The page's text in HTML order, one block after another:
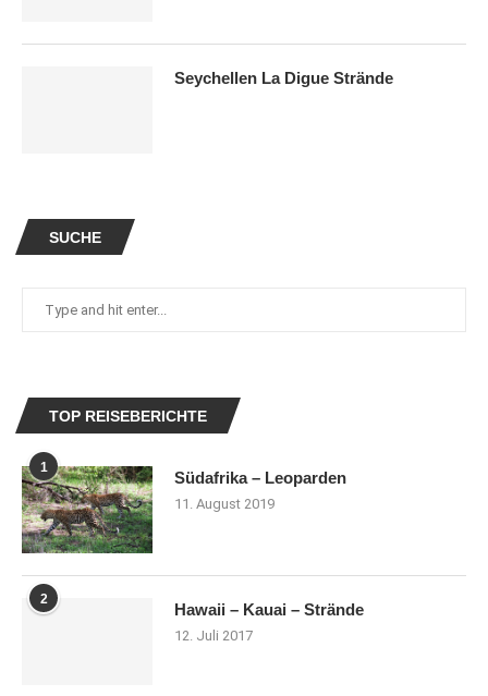
SUCHE
TOP REISEBERICHTE
1
Südafrika – Leoparden
11. August 2019
2
Hawaii – Kauai – Strände
12. Juli 2017
Seychellen La Digue Strände